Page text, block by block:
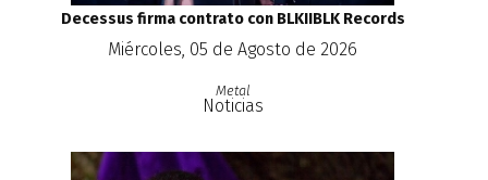
Decessus firma contrato con BLKIIBLK Records
Miércoles, 05 de Agosto de 2026
Metal
Noticias